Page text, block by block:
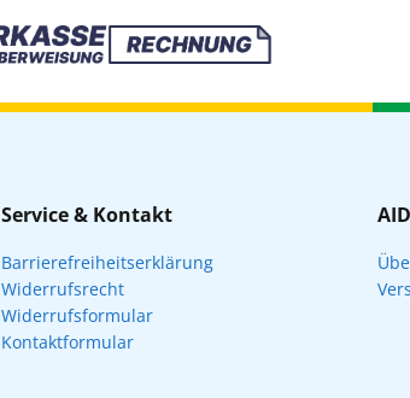
Service & Kontakt
Barrierefreiheitserklärung
Widerrufsrecht
Widerrufsformular
Kontaktformular